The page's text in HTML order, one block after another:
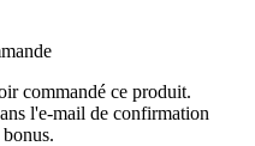
commandé ce produit.
l'e-mail de confirmation